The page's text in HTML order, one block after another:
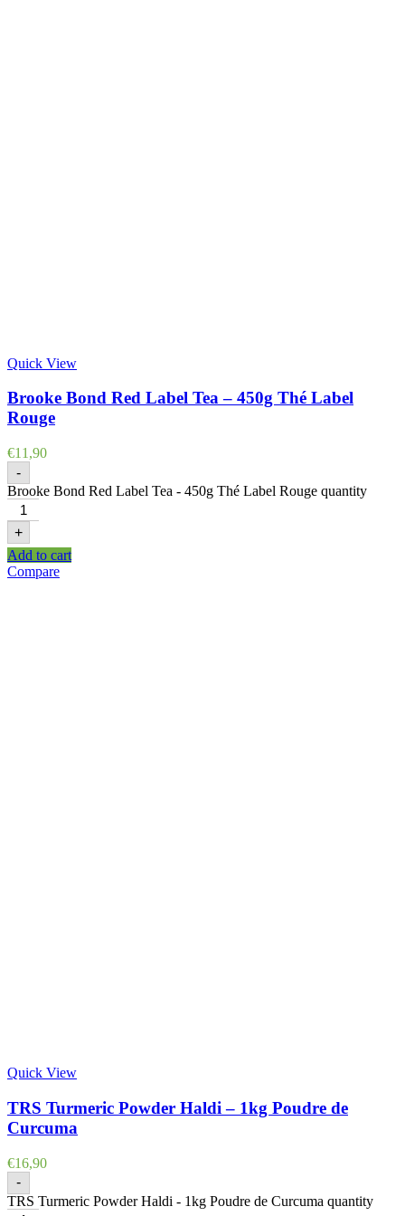
Quick View
Brooke Bond Red Label Tea – 450g Thé Label
Rouge
€11,90
-
Brooke Bond Red Label Tea - 450g Thé Label Rouge quantity
+
Add to cart
Compare
Quick View
TRS Turmeric Powder Haldi – 1kg Poudre de
Curcuma
€16,90
-
TRS Turmeric Powder Haldi - 1kg Poudre de Curcuma quantity